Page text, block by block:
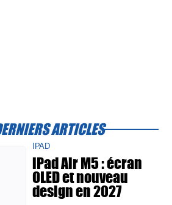
ARTICLES
IPAD
iPad Air M5 : écran
OLED et nouveau
design en 2027